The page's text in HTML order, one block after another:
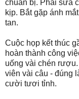
chuẩn bị. Phải sửa
kịp. Bắt gặp ánh
tan.
Cuộc họp kết thúc
hoàn thành công
uống vài chén
viên vài câu - đúng
cười tươi tỉnh.